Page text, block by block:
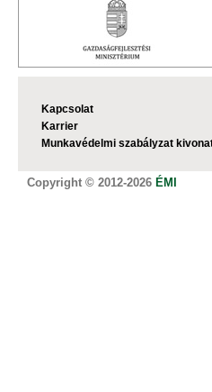
Kapcsolat
Karrier
Munkavédelmi szabályzat
Copyright © 2012-2026 ÉMI